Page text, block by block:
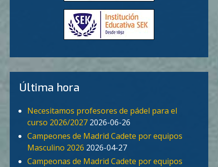
Última hora
Necesitamos profesores de pádel para el
curso 2026/2027 2026-06-26
Campeones de Madrid Cadete por equipos
Masculino 2026 2026-04-27
Campeonas de Madrid Cadete por equipos